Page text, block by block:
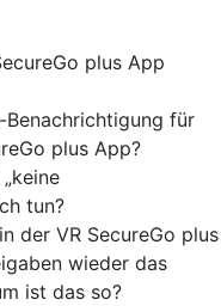
plus App
Benachrichtigung für
plus App?
tun?
der VR SecureGo plus
wieder das
ist das so?